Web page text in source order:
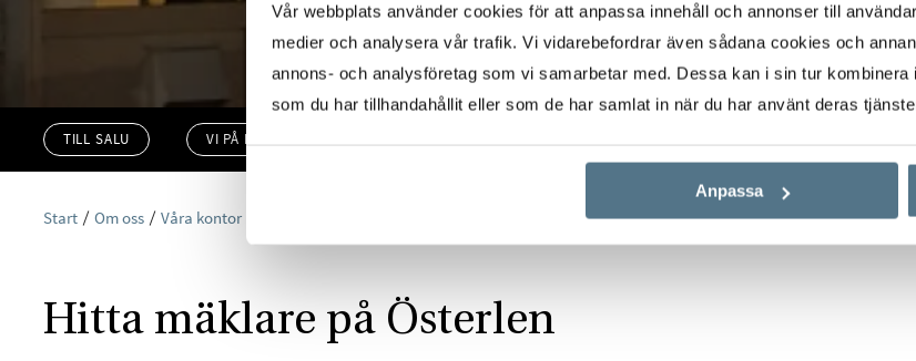
Vår webbplats använder cookies för att anpassa innehåll och annonser till
medier och analysera vår trafik. Vi vidarebefordrar även sådana cookies och
annons- och analysföretag som vi samarbetar med. Dessa kan i sin tur kombinera
som du har tillhandahållit eller som de har samlat in när du har använt deras
Anpassa
TILL SALU VI PÅ KONTORET
Start Om oss Våra kontor
Hitta mäklare på Österlen